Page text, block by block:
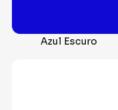
Azul Escuro